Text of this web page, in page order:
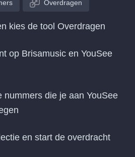
Overdragen
kies de tool Overdragen
op Brisamusic en YouSee
nummers die je aan YouSee
en start de overdracht